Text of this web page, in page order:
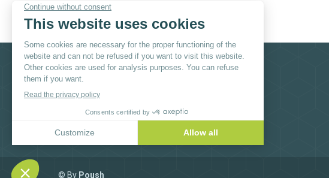
Socials
Facebook
Instagram
YouTube
Linkedin
© By Poush